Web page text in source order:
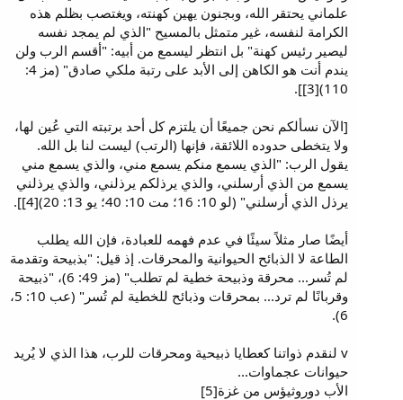
علماني يحتقر الله، وبجنون يهين كهنته، ويغتصب بظلم هذه
الكرامة لنفسه، غير متمثل بالمسيح "الذي لم يمجد نفسه
ليصير رئيس كهنة" بل انتظر ليسمع من أبيه: "أقسم الرب ولن
يندم أنت هو الكاهن إلى الأبد على رتبة ملكي صادق" (مز 4:
110)[3]].
[الآن نسألكم نحن جميعًا أن يلتزم كل أحد برتبته التي عُين لها،
ولا يتخطى حدوده اللائقة، فإنها (الرتب) ليست لنا بل الله.
يقول الرب: "الذي يسمع منكم يسمع مني، والذي يسمع مني
يسمع من الذي أرسلني، والذي يرذلكم يرذلني، والذي يرذلني
يرذل الذي أرسلني" (لو 10: 16؛ مت 10: 40؛ يو 13: 20)[4]].
أيضًا صار مثلاً سيئًا في عدم فهمه للعبادة، فإن الله يطلب
الطاعة لا الذبائح الحيوانية والمحرقات. إذ قيل: "بذبيحة وتقدمة
لم تُسر... محرقة وذبيحة خطية لم تطلب" (مز 49: 6)، "ذبيحة
وقربانًا لم ترد... بمحرقات وذبائح للخطية لم تُسر" (عب 10: 5،
6).
v لنقدم ذواتنا كعطايا ذبيحية ومحرقات للرب، هذا الذي لا يُريد
حيوانات عجماوات...
الأب دوروثيؤس من غزة[5]